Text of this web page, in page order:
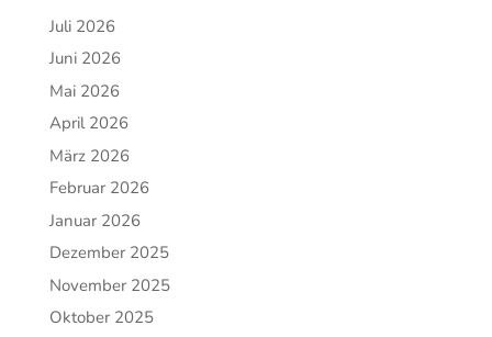
Juli 2026
Juni 2026
Mai 2026
April 2026
März 2026
Februar 2026
Januar 2026
Dezember 2025
November 2025
Oktober 2025